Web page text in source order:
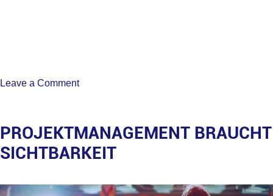
Leave a Commenton
PROJEKTMANAGEMENT BRAUCHT
SICHTBARKEIT